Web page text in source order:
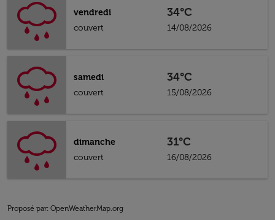
vendredi
couvert
34°C
14/08/2026
samedi
couvert
34°C
15/08/2026
dimanche
couvert
31°C
16/08/2026
Proposé par: OpenWeatherMap.org